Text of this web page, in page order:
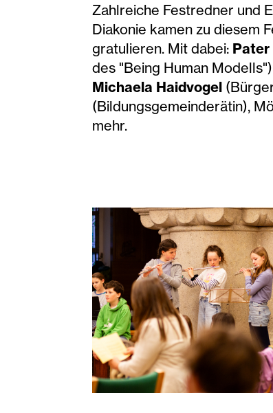
Zahlreiche Festredner und
Diakonie kamen zu diesem
gratulieren. Mit dabei: Pater
des "Being Human
Michaela Haidvogel
(Bildungsgemeinderätin),
mehr.